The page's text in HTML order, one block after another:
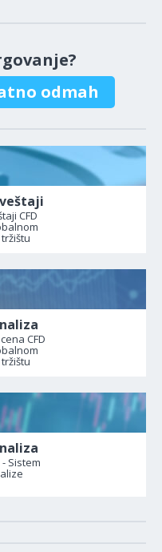
odmah
CFD
CFD
Sistem